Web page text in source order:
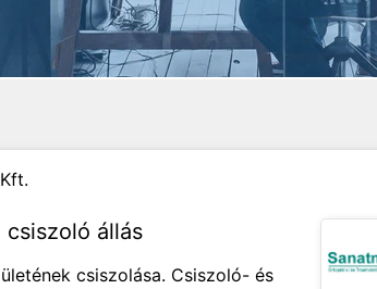
állás
csiszolása. Csiszoló- és